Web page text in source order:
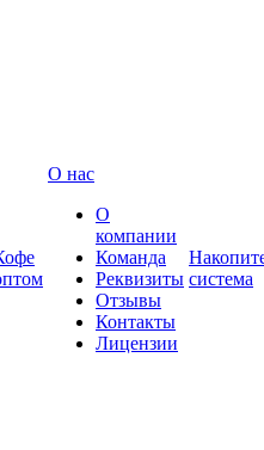
О нас
О
компании
Команда
Реквизиты
Отзывы
Контакты
Лицензии
система